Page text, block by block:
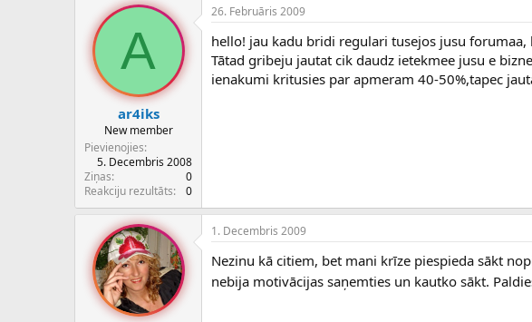
e
d
e
z
s
ā
c
ē
k
m
a
a
t
u
m
s
A
ar4iks
New member
Pievienojies
5. Decembris 2008
Ziņas
0
Reakciju rezultāts
0
26. Februāris 2009
hello! jau kadu bridi regulari tusejos jusu
Tātad gribeju jautat cik daudz ietekmee jusu e
ienakumi kritusies par apmeram 40-50%,tapec
1. Decembris 2009
Nezinu kā citiem, bet mani krīze piespieda sākt
nebija motivācijas saņemties un kautko sākt.